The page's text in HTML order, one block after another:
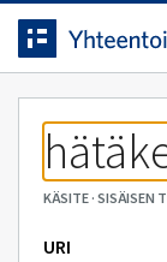
Siirrytty
sivulle
Siirry suoraan
KÄSITE· SISÄISEN
URI